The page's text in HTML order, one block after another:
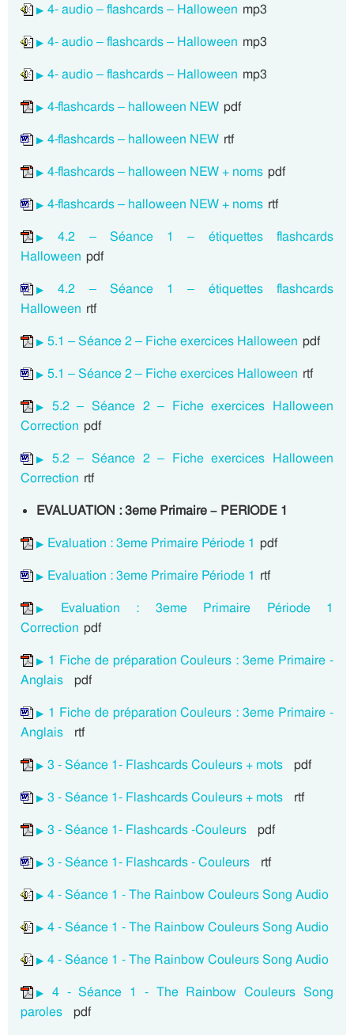
4- audio – flashcards – Halloween mp3
4- audio – flashcards – Halloween mp3
4- audio – flashcards – Halloween mp3
4-flashcards – halloween NEW pdf
4-flashcards – halloween NEW rtf
4-flashcards – halloween NEW + noms pdf
4-flashcards – halloween NEW + noms rtf
4.2 – Séance 1 – étiquettes flashcards
Halloween pdf
4.2 – Séance 1 – étiquettes flashcards
Halloween rtf
5.1 – Séance 2 – Fiche exercices Halloween pdf
5.1 – Séance 2 – Fiche exercices Halloween rtf
5.2 – Séance 2 – Fiche exercices Halloween
Correction pdf
5.2 – Séance 2 – Fiche exercices Halloween
Correction rtf
EVALUATION : 3eme Primaire – PERIODE 1
Evaluation : 3eme Primaire Période 1 pdf
Evaluation : 3eme Primaire Période 1 rtf
Evaluation : 3eme Primaire Période 1
Correction pdf
1 Fiche de préparation Couleurs : 3eme Primaire -
Anglais pdf
1 Fiche de préparation Couleurs : 3eme Primaire -
Anglais rtf
3 - Séance 1- Flashcards Couleurs + mots pdf
3 - Séance 1- Flashcards Couleurs + mots rtf
3 - Séance 1- Flashcards -Couleurs pdf
3 - Séance 1- Flashcards - Couleurs rtf
4 - Séance 1 - The Rainbow Couleurs Song Audio
4 - Séance 1 - The Rainbow Couleurs Song Audio
4 - Séance 1 - The Rainbow Couleurs Song Audio
4 - Séance 1 - The Rainbow Couleurs Song
paroles pdf